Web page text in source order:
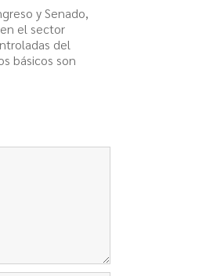
y Senado,
el sector
del
básicos son